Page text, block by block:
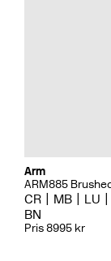
Arm
ARM885
CR MB LU
BN
Pris 8995 kr